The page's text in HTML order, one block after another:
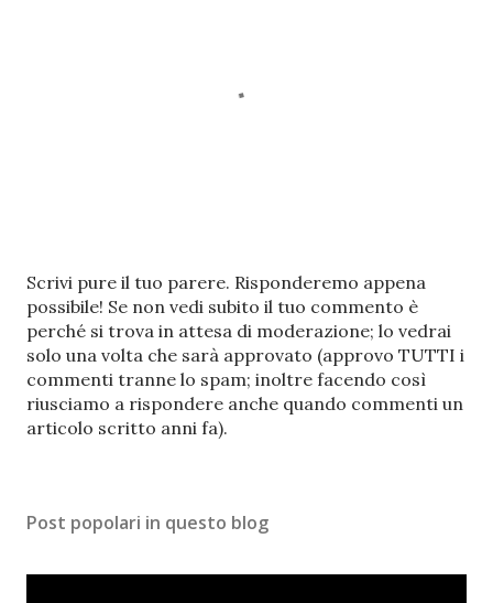
P
o
s
t
a
u
n
m
n
Scrivi pure il tuo parere. Risponderemo appena
possibile! Se non vedi subito il tuo commento è
perché si trova in attesa di moderazione; lo vedrai
solo una volta che sarà approvato (approvo TUTTI i
commenti tranne lo spam; inoltre facendo così
riusciamo a rispondere anche quando commenti un
articolo scritto anni fa).
Post popolari in questo blog